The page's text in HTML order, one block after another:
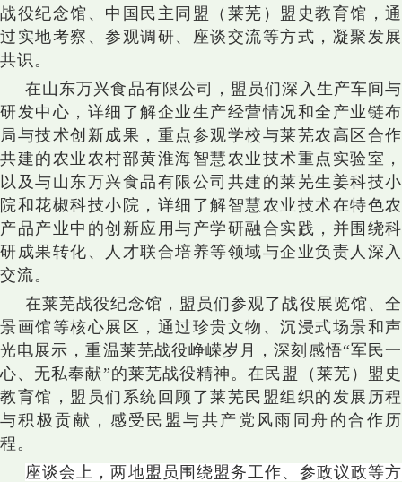
战役纪念馆、中国民主同盟（莱芜）盟史教育馆，通
过实地考察、参观调研、座谈交流等方式，凝聚发展
共识。
在山东万兴食品有限公司，盟员们深入生产车间与
研发中心，详细了解企业生产经营情况和全产业链布
局与技术创新成果，重点参观学校与莱芜农高区合作
共建的农业农村部黄淮海智慧农业技术重点实验室，
以及与山东万兴食品有限公司共建的莱芜生姜科技小
院和花椒科技小院，详细了解智慧农业技术在特色农
产品产业中的创新应用与产学研融合实践，并围绕科
研成果转化、人才联合培养等领域与企业负责人深入
交流。
在莱芜战役纪念馆，盟员们参观了战役展览馆、全
景画馆等核心展区，通过珍贵文物、沉浸式场景和声
光电展示，重温莱芜战役峥嵘岁月，深刻感悟“军民一
心、无私奉献”的莱芜战役精神。在民盟（莱芜）盟史
教育馆，盟员们系统回顾了莱芜民盟组织的发展历程
与积极贡献，感受民盟与共产党风雨同舟的合作历
程。
座谈会上，两地盟员围绕盟务工作、参政议政等方